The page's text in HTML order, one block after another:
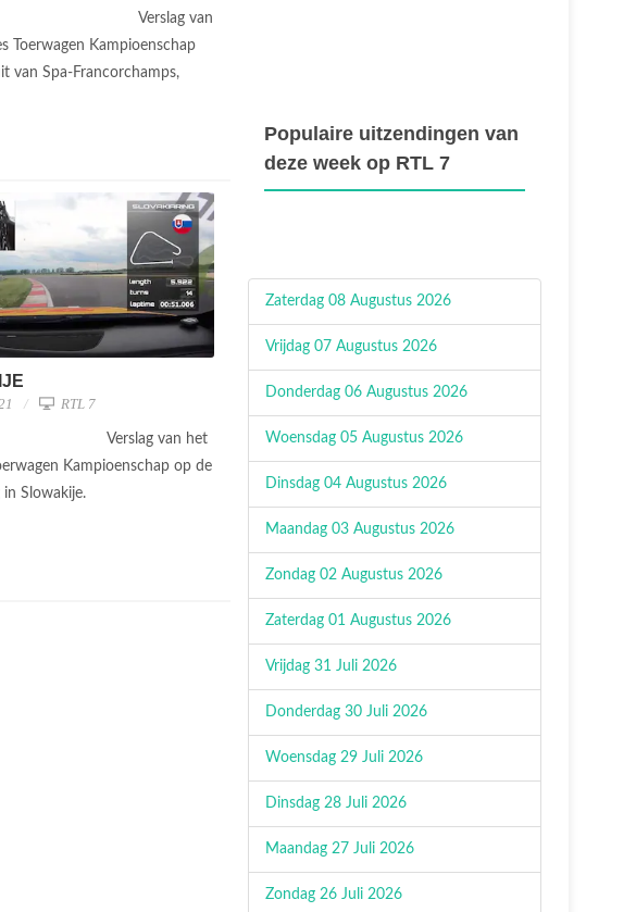
Verslag van
Toerwagen Kampioenschap
van Spa-Francorchamps,
RTL 7
Verslag van het
Kampioenschap op de
in Slowakije.
Populaire uitzendingen van
deze week op RTL 7
Zaterdag 08 Augustus 2026
Vrijdag 07 Augustus 2026
Donderdag 06 Augustus 2026
Woensdag 05 Augustus 2026
Dinsdag 04 Augustus 2026
Maandag 03 Augustus 2026
Zondag 02 Augustus 2026
Zaterdag 01 Augustus 2026
Vrijdag 31 Juli 2026
Donderdag 30 Juli 2026
Woensdag 29 Juli 2026
Dinsdag 28 Juli 2026
Maandag 27 Juli 2026
Zondag 26 Juli 2026